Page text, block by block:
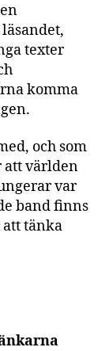
texter
komma
och som
att världen
var
band finns
tänka